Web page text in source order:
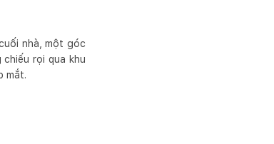
nhà, một góc
rọi qua khu
mắt.